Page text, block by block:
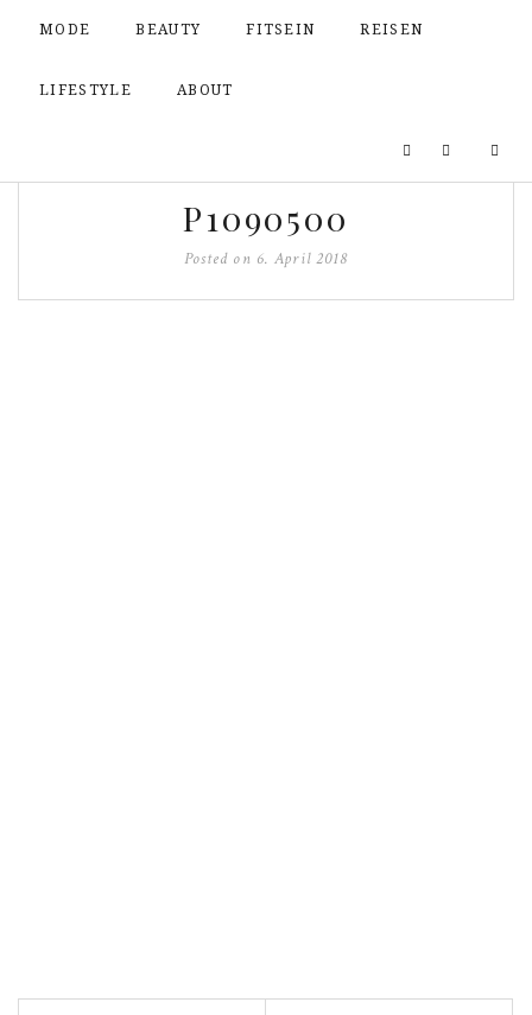
MODE BEAUTY FITSEIN REISEN
LIFESTYLE ABOUT
P1090500
Posted on 6. April 2018